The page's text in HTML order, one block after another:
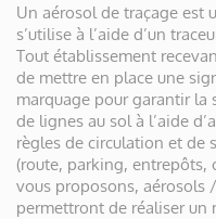
Un aérosol de traçage est
s’utilise à l’aide d’un
Tout établissement
de mettre en place une
marquage pour garantir la
de lignes au sol à l’aide
règles de circulation et de
(route, parking, entrepôts,
vous proposons, aérosols
permettront de réaliser un